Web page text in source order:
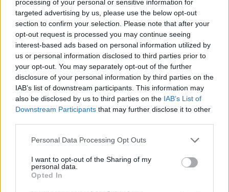
processing of your personal or sensitive information for
targeted advertising by us, please use the below opt-out
section to confirm your selection. Please note that after your
opt-out request is processed you may continue seeing
interest-based ads based on personal information utilized by
us or personal information disclosed to third parties prior to
your opt-out. You may separately opt-out of the further
disclosure of your personal information by third parties on the
IAB’s list of downstream participants. This information may
also be disclosed by us to third parties on the IAB’s List of
Downstream Participants that may further disclose it to other
Personal Data Processing Opt Outs
I want to opt-out of the Sharing of my
personal data.
Opted In
Εγγραφή στο newsletter
Αποδέχομαι τους